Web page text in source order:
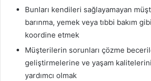
Bunları kendileri sağlayamayan
barınma, yemek veya tıbbi bakım
koordine etmek
Müşterilerin sorunları çözme
geliştirmelerine ve yaşam
yardımcı olmak